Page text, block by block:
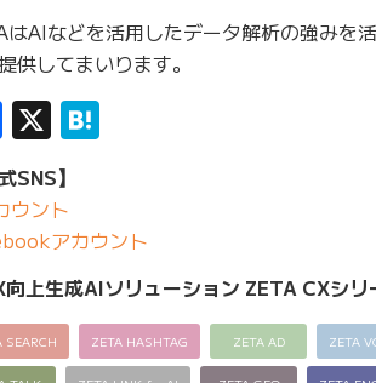
はAIなどを活用したデータ解析の強みを
供してまいります。
Facebook
X
SNS】
ウント
アカウント
向上生成AIソリューション ZETA CXシリ
SEARCH ZETA HASHTAG ZETA AD ZETA